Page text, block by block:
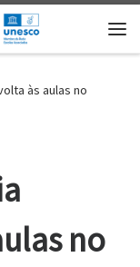
às aulas no
no